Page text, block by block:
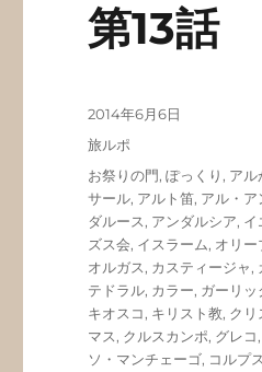
第13話
投
稿
2014年6月6日
カ
テ
ゴ
リ
ー
旅ルポ
タ
グ
お祭りの門,ぽっくり , アル
サール, アルト笛, アル・ア
ダルース, アンダルシア, イ
ズス会, イスラーム, オリー
オルガス, カスティージャ,
テドラル, カラー, ガーリッ
キオスコ, キリスト教, クリ
マス, クルスカンポ, グレコ
ソ・マンチェーゴ, コルプ